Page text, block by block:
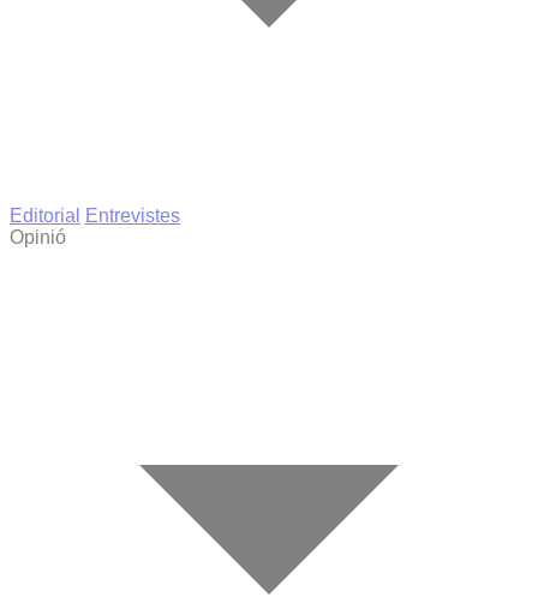
Editorial
Entrevistes
Opinió